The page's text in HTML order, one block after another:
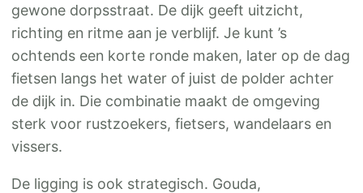
gewone dorpsstraat. De dijk geeft uitzicht,
richting en ritme aan je verblijf. Je kunt ’s
ochtends een korte ronde maken, later op de dag
fietsen langs het water of juist de polder achter
de dijk in. Die combinatie maakt de omgeving
sterk voor rustzoekers, fietsers, wandelaars en
vissers.
De ligging is ook strategisch. Gouda,